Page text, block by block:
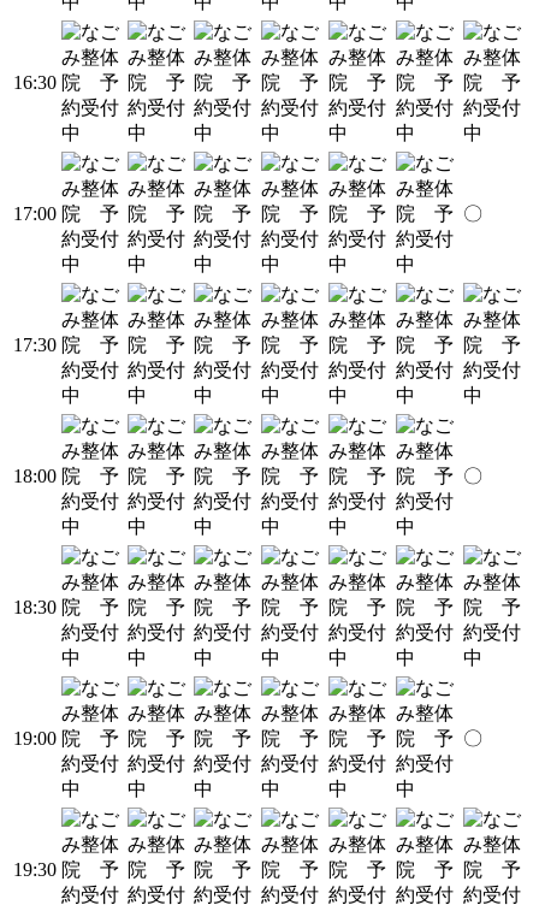
16:30
17:00 〇
17:30
18:00 〇
18:30
19:00 〇
19:30